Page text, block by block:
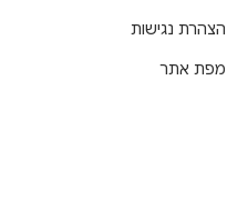
הצהרת נגישות
מפת אתר